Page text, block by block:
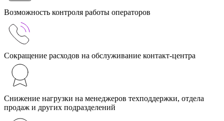
Возможность контроля работы операторов
Сокращение расходов на обслуживание контакт-центра
Снижение нагрузки на менеджеров техподдержки, отдела
продаж и других подразделений